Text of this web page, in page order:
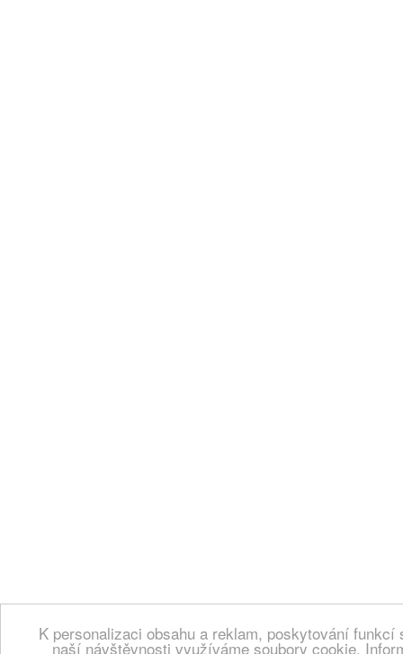
K personalizaci obsahu a reklam, poskytování
naší návštěvnosti využíváme soubory cookie.